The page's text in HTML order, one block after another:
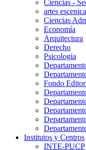
Ciencias -
artes
Ciencias
Economía
Arquitectura
Derecho
Psicologia
Fondo
Institutos y Centros
INTE-PUCP